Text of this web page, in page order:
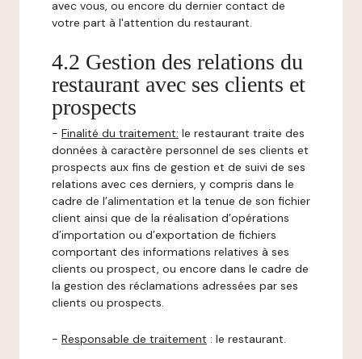
avec vous, ou encore du dernier contact de
votre part à l'attention du restaurant.
4.2 Gestion des relations du
restaurant avec ses clients et
prospects
- Finalité du traitement: le restaurant traite des
données à caractère personnel de ses clients et
prospects aux fins de gestion et de suivi de ses
relations avec ces derniers, y compris dans le
cadre de l’alimentation et la tenue de son fichier
client ainsi que de la réalisation d’opérations
d’importation ou d’exportation de fichiers
comportant des informations relatives à ses
clients ou prospect, ou encore dans le cadre de
la gestion des réclamations adressées par ses
clients ou prospects.
- Responsable de traitement : le restaurant.